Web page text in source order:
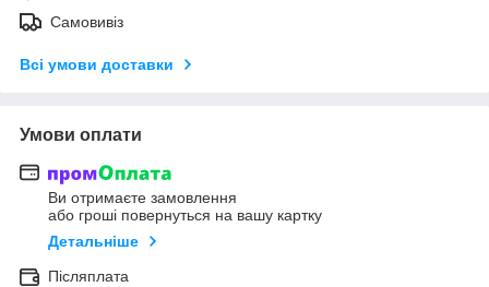
Самовивіз
Всі умови доставки
Умови оплати
Ви отримаєте замовлення
або гроші повернуться на вашу картку
Детальніше
Післяплата